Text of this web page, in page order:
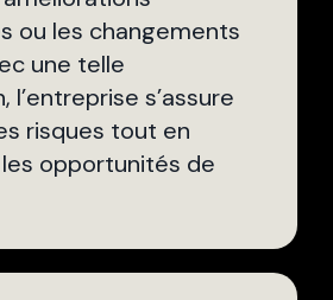
ou les changements
une telle
l’entreprise s’assure
risques tout en
opportunités de